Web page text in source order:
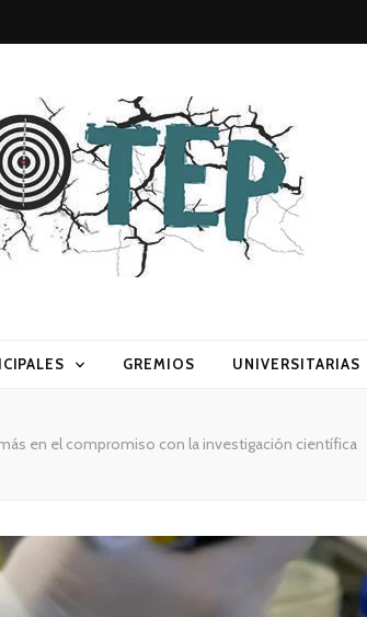
GREMIOS UNIVERSITARIAS
en el compromiso con la investigación científica